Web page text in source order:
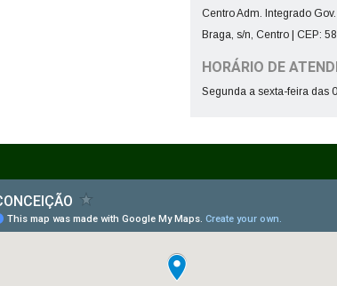
Centro Adm. Integrado
Braga, s/n, Centro | CEP:
HORÁRIO DE
Segunda a sexta-feira das